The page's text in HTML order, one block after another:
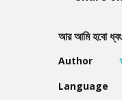
আর আমি হবো
Author
Language